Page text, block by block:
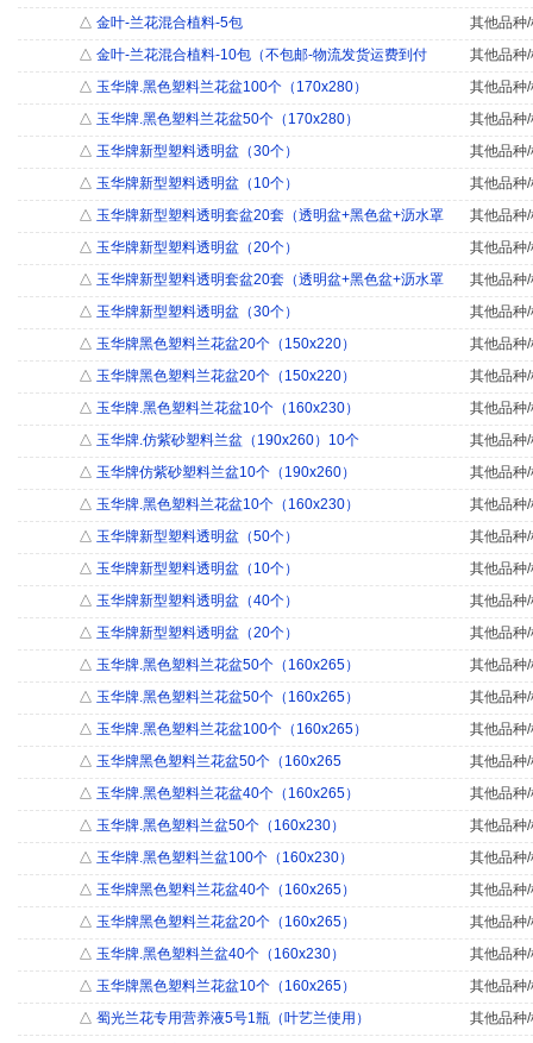
△ 金叶-兰花混合植料-5包
其他品种
△ 金叶-兰花混合植料-10包（不包邮-物流发货运费到付
其他品种
△ 玉华牌.黑色塑料兰花盆100个（170x280）
其他品种
△ 玉华牌.黑色塑料兰花盆50个（170x280）
其他品种
△ 玉华牌新型塑料透明盆（30个）
其他品种
△ 玉华牌新型塑料透明盆（10个）
其他品种
△ 玉华牌新型塑料透明套盆20套（透明盆+黑色盆+沥水罩
其他品种
△ 玉华牌新型塑料透明盆（20个）
其他品种
△ 玉华牌新型塑料透明套盆20套（透明盆+黑色盆+沥水罩
其他品种
△ 玉华牌新型塑料透明盆（30个）
其他品种
△ 玉华牌黑色塑料兰花盆20个（150x220）
其他品种
△ 玉华牌黑色塑料兰花盆20个（150x220）
其他品种
△ 玉华牌.黑色塑料兰花盆10个（160x230）
其他品种
△ 玉华牌.仿紫砂塑料兰盆（190x260）10个
其他品种
△ 玉华牌仿紫砂塑料兰盆10个（190x260）
其他品种
△ 玉华牌.黑色塑料兰花盆10个（160x230）
其他品种
△ 玉华牌新型塑料透明盆（50个）
其他品种
△ 玉华牌新型塑料透明盆（10个）
其他品种
△ 玉华牌新型塑料透明盆（40个）
其他品种
△ 玉华牌新型塑料透明盆（20个）
其他品种
△ 玉华牌.黑色塑料兰花盆50个（160x265）
其他品种
△ 玉华牌.黑色塑料兰花盆50个（160x265）
其他品种
△ 玉华牌.黑色塑料兰花盆100个（160x265）
其他品种
△ 玉华牌黑色塑料兰花盆50个（160x265
其他品种
△ 玉华牌.黑色塑料兰花盆40个（160x265）
其他品种
△ 玉华牌.黑色塑料兰盆50个（160x230）
其他品种
△ 玉华牌.黑色塑料兰盆100个（160x230）
其他品种
△ 玉华牌黑色塑料兰花盆40个（160x265）
其他品种
△ 玉华牌黑色塑料兰花盆20个（160x265）
其他品种
△ 玉华牌.黑色塑料兰盆40个（160x230）
其他品种
△ 玉华牌黑色塑料兰花盆10个（160x265）
其他品种
△ 蜀光兰花专用营养液5号1瓶（叶艺兰使用）
其他品种